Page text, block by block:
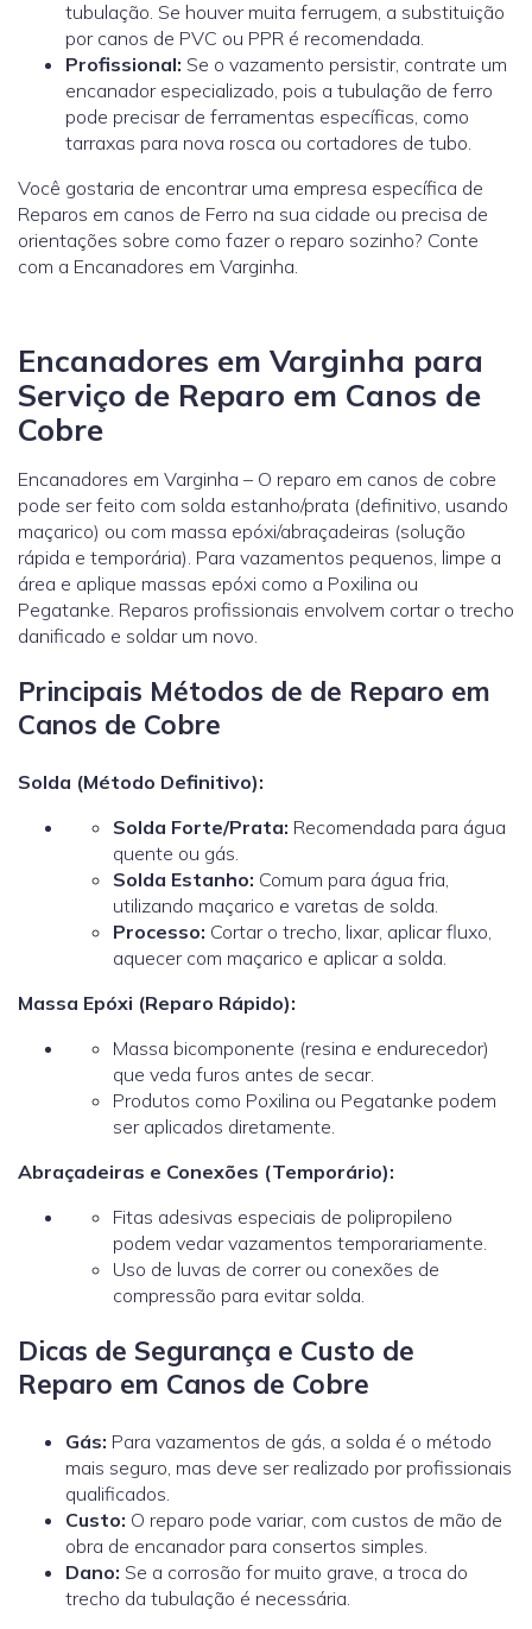
tubulação. Se houver muita ferrugem, a substituição
por canos de PVC ou PPR é recomendada.
Profissional: Se o vazamento persistir, contrate um
encanador especializado, pois a tubulação de ferro
pode precisar de ferramentas específicas, como
tarraxas para nova rosca ou cortadores de tubo.
Você gostaria de encontrar uma empresa específica de
Reparos em canos de Ferro na sua cidade ou precisa de
orientações sobre como fazer o reparo sozinho? Conte
com a Encanadores em Varginha.
Encanadores em Varginha para
Serviço de Reparo em Canos de
Cobre
Encanadores em Varginha – O reparo em canos de cobre
pode ser feito com solda estanho/prata (definitivo, usando
maçarico) ou com massa epóxi/abraçadeiras (solução
rápida e temporária). Para vazamentos pequenos, limpe a
área e aplique massas epóxi como a Poxilina ou
Pegatanke. Reparos profissionais envolvem cortar o trecho
danificado e soldar um novo.
Principais Métodos de de Reparo em
Canos de Cobre
Solda (Método Definitivo):
Solda Forte/Prata: Recomendada para água
quente ou gás.
Solda Estanho: Comum para água fria,
utilizando maçarico e varetas de solda.
Processo: Cortar o trecho, lixar, aplicar fluxo,
aquecer com maçarico e aplicar a solda.
Massa Epóxi (Reparo Rápido):
Massa bicomponente (resina e endurecedor)
que veda furos antes de secar.
Produtos como Poxilina ou Pegatanke podem
ser aplicados diretamente.
Abraçadeiras e Conexões (Temporário):
Fitas adesivas especiais de polipropileno
podem vedar vazamentos temporariamente.
Uso de luvas de correr ou conexões de
compressão para evitar solda.
Dicas de Segurança e Custo de
Reparo em Canos de Cobre
Gás: Para vazamentos de gás, a solda é o método
mais seguro, mas deve ser realizado por profissionais
qualificados.
Custo: O reparo pode variar, com custos de mão de
obra de encanadorpara consertos simples.
Dano: Se a corrosão for muito grave, a troca do
trecho da tubulação é necessária.